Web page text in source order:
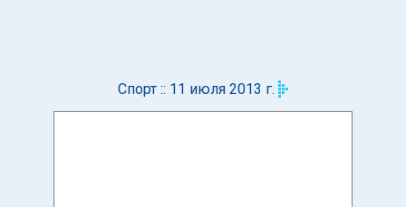
Спорт :: 11 июля 2013 г.